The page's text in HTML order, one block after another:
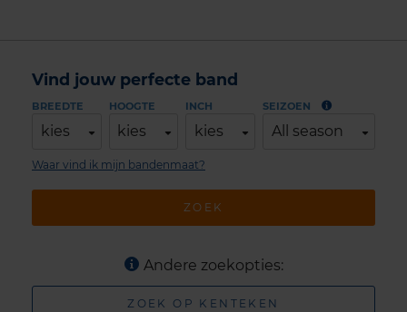
Vind jouw perfecte band
BREEDTE
kies
HOOGTE
kies
INCH
kies
SEIZOEN
All season
ZOEK
Waar vind ik mijn bandenmaat?
Andere zoekopties:
ZOEK OP KENTEKEN